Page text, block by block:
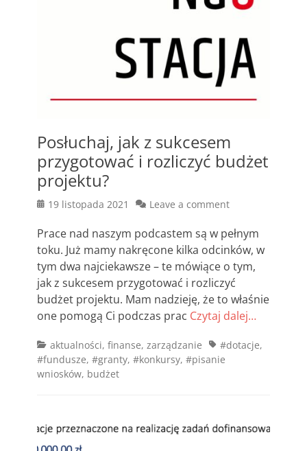
Posłuchaj, jak z sukcesem
przygotować i rozliczyć budżet
projektu?
Posted
19 listopada 2021 Leave a comment
Prace nad naszym podcastem są w pełnym
toku. Już mamy nakręcone kilka odcinków, w
tym dwa najciekawsze – te mówiące o tym,
jak z sukcesem przygotować i rozliczyć
budżet projektu. Mam nadzieję, że to właśnie
one pomogą Ci podczas prac Czytaj dalej…
Categories
aktualności, finanse, zarządzanie Tags#dotacje,
#fundusze, #granty, #konkursy, #pisanie
wniosków, budżet